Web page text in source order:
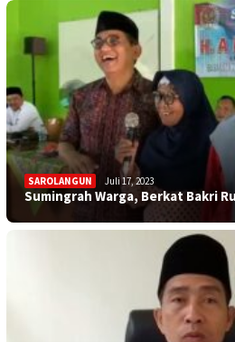
SAROLANGUN Juli 17, 2023
Sumingrah Warga, Berkat Bakri